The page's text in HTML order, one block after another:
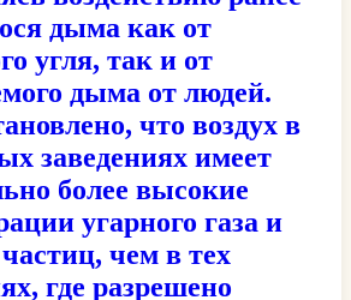
дыма как от
угля, так и от
дыма от людей.
что воздух в
заведениях имеет
более высокие
угарного газа и
чем в тех
где разрешено